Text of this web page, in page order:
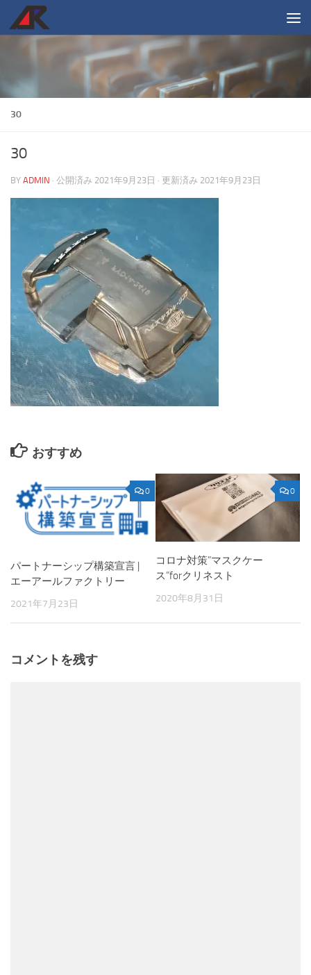
コンテンツへスキップ
30
30
BY ADMIN · 公開済み 2021年9月23日 · 更新済み 2021年9月23日
おすすめ
0
パートナーシップ構築宣言 |
エーアールファクトリー
2021年7月23日
0
コロナ対策”マスクケー
ス”forクリネスト
2020年8月31日
コメントを残す